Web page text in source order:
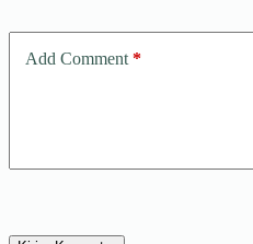
Add Comment *